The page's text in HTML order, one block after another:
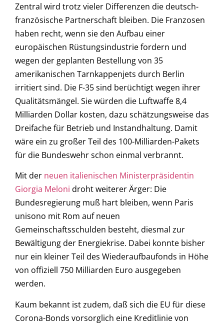
Zentral wird trotz vieler Differenzen die deutsch-
französische Partnerschaft bleiben. Die Franzosen
haben recht, wenn sie den Aufbau einer
europäischen Rüstungsindustrie fordern und
wegen der geplanten Bestellung von 35
amerikanischen Tarnkappenjets durch Berlin
irritiert sind. Die F-35 sind berüchtigt wegen ihrer
Qualitätsmängel. Sie würden die Luftwaffe 8,4
Milliarden Dollar kosten, dazu schätzungsweise das
Dreifache für Betrieb und Instandhaltung. Damit
wäre ein zu großer Teil des 100-Milliarden-Pakets
für die Bundeswehr schon einmal verbrannt.
Mit der neuen italienischen Ministerpräsidentin
Giorgia Meloni droht weiterer Ärger: Die
Bundesregierung muß hart bleiben, wenn Paris
unisono mit Rom auf neuen
Gemeinschaftsschulden besteht, diesmal zur
Bewältigung der Energiekrise. Dabei konnte bisher
nur ein kleiner Teil des Wiederaufbaufonds in Höhe
von offiziell 750 Milliarden Euro ausgegeben
werden.
Kaum bekannt ist zudem, daß sich die EU für diese
Corona-Bonds vorsorglich eine Kreditlinie von